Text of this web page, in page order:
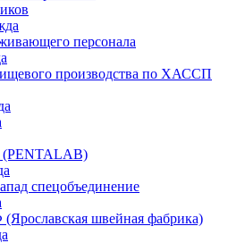
персонала
производства по ХАССП
(PENTALAB)
спецобъединение
швейная фабрика)